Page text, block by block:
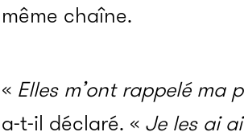
même chaîne.
« Elles m’ont rappelé ma
a-t-il déclaré. « Je les ai